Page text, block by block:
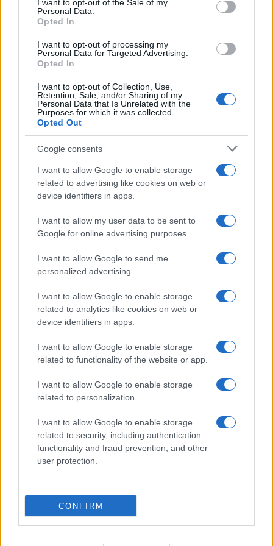
I want to opt-out of the Sale of my
Personal Data.
Opted In
I want to opt-out of processing my
Personal Data for Targeted Advertising.
Opted In
I want to opt-out of Collection, Use,
Retention, Sale, and/or Sharing of my
Personal Data that Is Unrelated with the
Purposes for which it was collected.
Opted Out
Google consents
I want to allow Google to enable storage
related to advertising like cookies on web or
device identifiers in apps.
I want to allow my user data to be sent to
Google for online advertising purposes.
I want to allow Google to send me
personalized advertising.
I want to allow Google to enable storage
related to analytics like cookies on web or
device identifiers in apps.
I want to allow Google to enable storage
related to functionality of the website or app.
I want to allow Google to enable storage
related to personalization.
I want to allow Google to enable storage
related to security, including authentication
functionality and fraud prevention, and other
user protection.
CONFIRM
NECROLOGIE
Mario Malu
Paolo Pinna
Martina Agostina Diturco
I nostri cari
Giovannimaria Cabras